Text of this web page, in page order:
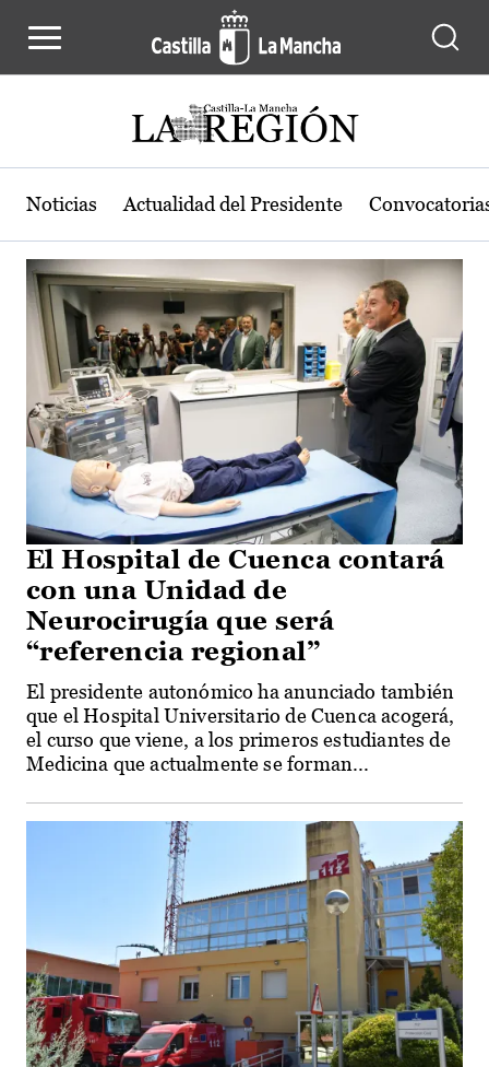
Actualidad de la región de Castilla-
Noticias Actualidad del Presidente
El Hospital de Cuenca contará
con una Unidad de
Neurocirugía que será
“referencia regional”
El presidente autonómico ha anunciado también
que el Hospital Universitario de Cuenca acogerá,
el curso que viene, a los primeros estudiantes de
Medicina que actualmente se forman...